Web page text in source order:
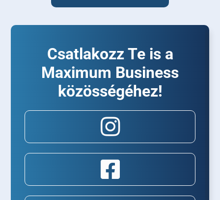
Csatlakozz Te is a
Maximum Business
közösségéhez!